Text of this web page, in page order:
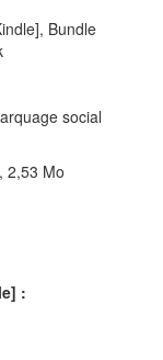
Bundle
social
2,53 Mo
: